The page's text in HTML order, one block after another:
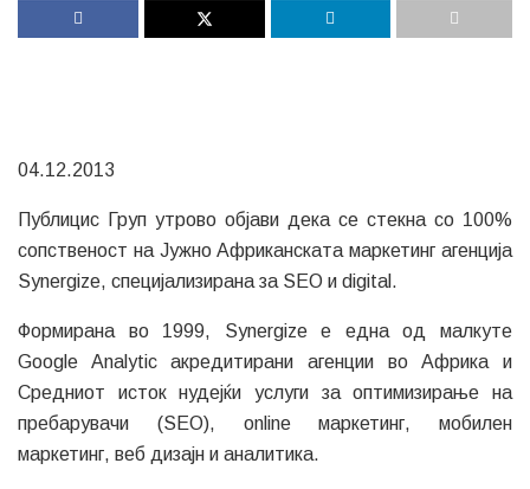
04.12.2013
Публицис Груп утрово објави дека се стекна со 100%
сопственост на Јужно Африканската маркетинг агенција
Synergize, специјализирана за SEO и digital.
Формирана во 1999, Synergize е една од малкуте
Google Analytic акредитирани агенции во Африка и
Средниот исток нудејќи услуги за оптимизирање на
пребарувачи (SEO), online маркетинг, мобилен
маркетинг, веб дизајн и аналитика.